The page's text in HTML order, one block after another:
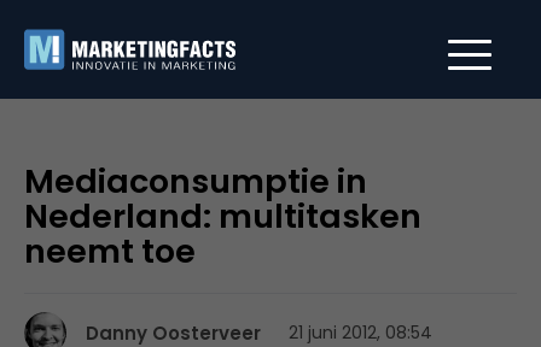
Mediaconsumptie in
Nederland: multitasken
neemt toe
Danny Oosterveer 21 juni 2012, 08:54